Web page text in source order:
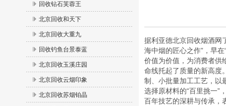
据利亚德北京回收烟酒网
海中烟的匠心之作”，早
价值为价值，为消费者供
命线托起了质量的新高度
制、小批量加工工艺，以
选择原材料的“百里挑一”
百年技艺的深耕与传承，
回收钻石芙蓉王
北京回收和天下
北京回收大重九
回收钓鱼台景泰蓝
北京回收玉溪庄园
北京回收云烟印象
北京回收苏烟铂晶